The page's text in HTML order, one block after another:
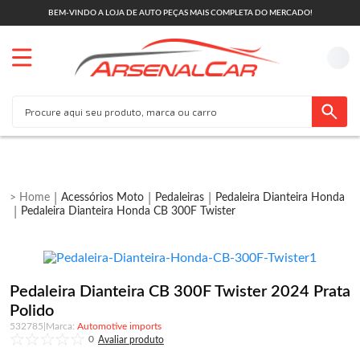
BEM-VINDO A LOJA DE AUTO PEÇAS MAIS COMPLETA DO MERCADO!
Acessórios Moto Pedaleiras
Pedaleira Dianteira Honda
Pedaleira Dianteira Honda CB 300F Twister
Pedaleira Dianteira CB 300F Twister 2024 Prata
Polido
532785
Automotive imports
0